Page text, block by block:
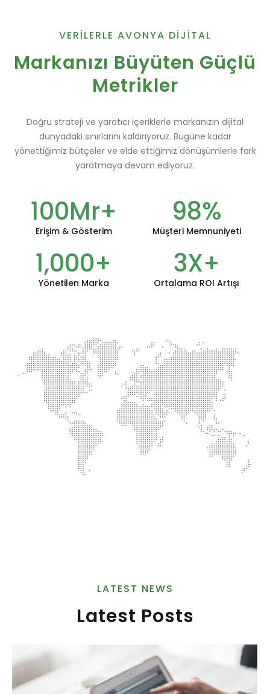
VERİLERLE AVONYA DİJİTAL
Markanızı Büyüten Güçlü
Metrikler
Doğru strateji ve yaratıcı içeriklerle markanızın dijital
dünyadaki sınırlarını kaldırıyoruz. Bugüne kadar
yönettiğimiz bütçeler ve elde ettiğimiz dönüşümlerle fark
yaratmaya devam ediyoruz.
Erişim & Gösterim
100Mr+
Müşteri Memnuniyeti
98%
Yönetilen Marka
1,000+
Ortalama ROI Artışı
3X+
LATEST NEWS
Latest Posts